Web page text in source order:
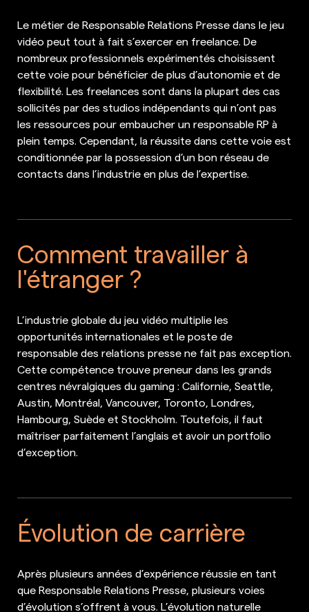
Le métier de Responsable Relations Presse dans le jeu
vidéo peut tout à fait s’exercer en freelance. De
nombreux professionnels expérimentés choisissent
cette voie pour bénéficier de plus d’autonomie et de
flexibilité. Les freelances sont dans la plupart des cas
sollicités par des studios indépendants qui n’ont pas
les ressources pour embaucher un responsable RP à
plein temps. Cependant, la réussite dans cette voie est
conditionnée par la possession d’un bon réseau de
contacts dans l’industrie en plus de l’expertise.
Comment travailler à
l'étranger ?
L’industrie globale du jeu vidéo multiplie les
opportunités internationales et le poste de
responsable des relations presse ne fait pas exception.
Cette compétence trouve preneur dans les grands
centres névralgiques du gaming : Californie, Seattle,
Austin, Montréal, Vancouver, Toronto, Londres,
Hambourg, Suède et Stockholm. Toutefois, il faut
maîtriser parfaitement l’anglais et avoir un portfolio
d’exception.
Évolution de carrière
Après plusieurs années d’expérience réussie en tant
que Responsable Relations Presse, plusieurs voies
d’évolution s’offrent à vous. L’évolution naturelle